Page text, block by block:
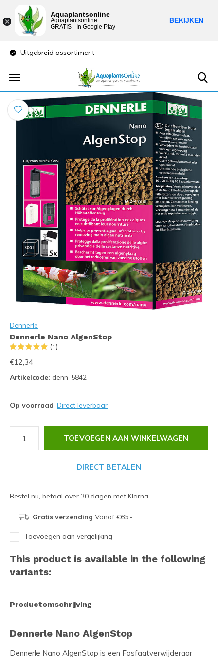
Uitgebreid assortiment
Dennerle
Dennerle Nano AlgenStop
(1)
€12,34
Artikelcode: denn-5842
Op voorraad: Direct leverbaar
TOEVOEGEN AAN WINKELWAGEN
DIRECT BETALEN
Bestel nu, betaal over 30 dagen met Klarna
Gratis verzending Vanaf €65,-
Toevoegen aan vergelijking
This product is available in the following
variants:
Productomschrijving
Dennerle Nano AlgenStop
Dennerle Nano AlgenStop is een Fosfaatverwijderaar
Aquaplantsonline
Aquaplantsonline
GRATIS - In Google Play
BEKIJKEN